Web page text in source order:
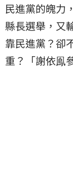
民進黨的魄力
縣長選舉，又
靠民進黨？卻
重？「謝依鳯